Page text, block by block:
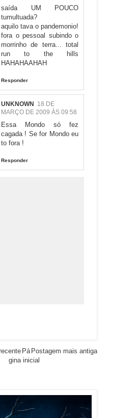
saída UM POUCO
tumultuada?
aquilo tava o pandemonio!
fora o pessoal subindo o
morrinho de terra... total
run to the hills
HAHAHAAHAH
Responder
UNKNOWN
18 DE
MARÇO DE 2009 ÀS 09:58
Essa Mondo só fez
cagada ! Se for Mondo eu
to fora !
Responder
Postagem mais antiga
Pá
gina inicial